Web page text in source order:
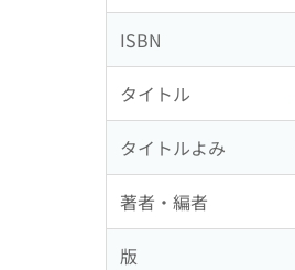
ISBN
タイトル
タイトルよみ
著者・編者
版